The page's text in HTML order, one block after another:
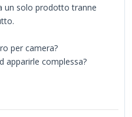
un solo prodotto tranne
per camera?
apparirle complessa?